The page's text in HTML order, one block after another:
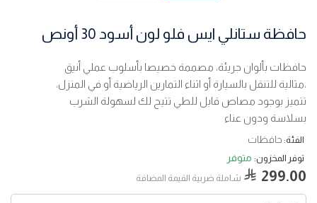
حافظة ستانلي ايس فلو لون أسود 30 أونص
حافظات بألوان جريئة، مصممة خصيصا بأسلوب عملي أنيق
،مثالية للتنقل بالسيارة أو اثناء التمارين الرياضية أو في المنزل،
تتميز بوجود مصاص قابل للطي تتيح لك لسهولة الشرب
بسلاسة ودون عناء
الفئة: حافظات
توفر المخزون: متوفر
299.00 شاملة ضربية القيمة المضافة